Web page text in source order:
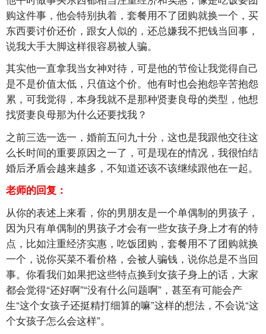
购这件事，他会特别执着，套餐用不了团购就换一个，买
东西要讨价还价，跟女人似的，还总嫌我不把钱当回事，
说我大手大脚这样很容易被人骗。
其实他一直拿我当女神对待，可是他的节俭让我觉得自己
是不是价值太低，只值这个价。他有时也会抱怨辛苦抱怨
累，可我觉得，本身我就不是那种贤妻良母的类型，他想
找贤妻良母那为什么还要找我？
之前三选一选一，婚前五问九十分，这也是我跟他交往这
么长时间的重要原因之一了，可是现在的情况，我很怕结
婚后矛盾会越来越多，不知道还该不该继续跟他在一起。
老师的回复：
从你的表述上来看，你的男朋友是一个单偶制的男孩子，
因为只有单偶制的男孩子才会有一些女孩子身上才有的特
点，比如注重经济实惠，吃饭团购，套餐用不了团购就换
一个，说你买菜不看价格，会被人骗钱，说你总是不当回
事。你看我们如果把这些特点换到女孩子身上的话，大家
都会觉得“还好啊”“没有什么问题啊”，甚至有可能会产
生“这个女孩子还挺精打细算的嘛”这样的想法，不会说“这
个女孩子怎么会这样”。